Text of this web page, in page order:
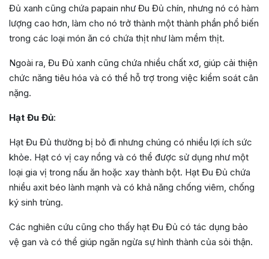
Đủ xanh cũng chứa papain như Đu Đủ chín, nhưng nó có hàm
lượng cao hơn, làm cho nó trở thành một thành phần phổ biến
trong các loại món ăn có chứa thịt như làm mềm thịt.
Ngoài ra, Đu Đủ xanh cũng chứa nhiều chất xơ, giúp cải thiện
chức năng tiêu hóa và có thể hỗ trợ trong việc kiểm soát cân
nặng.
Hạt Đu Đủ:
Hạt Đu Đủ thường bị bỏ đi nhưng chúng có nhiều lợi ích sức
khỏe. Hạt có vị cay nồng và có thể được sử dụng như một
loại gia vị trong nấu ăn hoặc xay thành bột. Hạt Đu Đủ chứa
nhiều axit béo lành mạnh và có khả năng chống viêm, chống
ký sinh trùng.
Các nghiên cứu cũng cho thấy hạt Đu Đủ có tác dụng bảo
vệ gan và có thể giúp ngăn ngừa sự hình thành của sỏi thận.